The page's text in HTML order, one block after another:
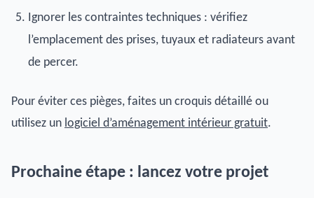
Ignorer les contraintes techniques : vérifiez
l’emplacement des prises, tuyaux et radiateurs avant
de percer.
Pour éviter ces pièges, faites un croquis détaillé ou
utilisez un logiciel d’aménagement intérieur gratuit.
Prochaine étape : lancez votre projet